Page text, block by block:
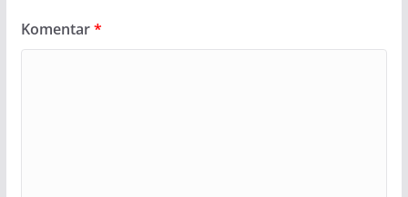
Komentar*